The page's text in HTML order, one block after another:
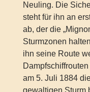
Neuling. Die
steht für ihn an
ab, der die
Sturmzonen
ihn seine Route
am 5. Juli 1884
gewaltigen Sturm